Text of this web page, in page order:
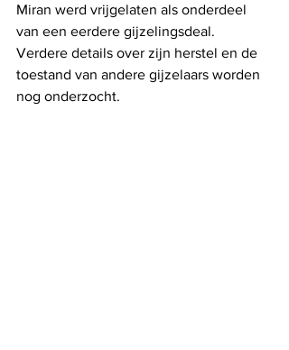
Miran werd vrijgelaten als onderdeel
van een eerdere gijzelingsdeal.
Verdere details over zijn herstel en de
toestand van andere gijzelaars worden
nog onderzocht.